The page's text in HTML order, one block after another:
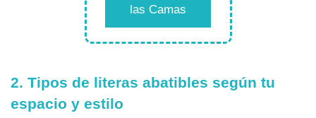
las Camas
2. Tipos de literas abatibles según tu
espacio y estilo